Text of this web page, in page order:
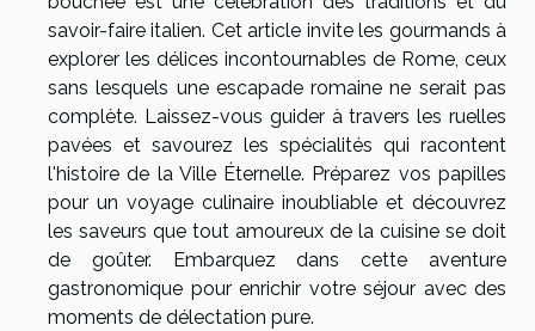
savoir-faire italien. Cet article invite les gourmands à
explorer les délices incontournables de Rome, ceux
sans lesquels une escapade romaine ne serait pas
complète. Laissez-vous guider à travers les ruelles
pavées et savourez les spécialités qui racontent
l'histoire de la Ville Éternelle. Préparez vos papilles
pour un voyage culinaire inoubliable et découvrez
les saveurs que tout amoureux de la cuisine se doit
de goûter. Embarquez dans cette aventure
gastronomique pour enrichir votre séjour avec des
moments de délectation pure.